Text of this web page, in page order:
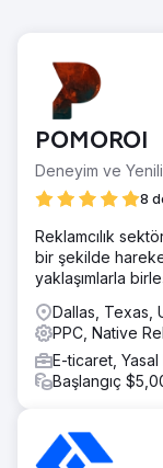
POMOROI
Deneyim ve
8
Reklamcılık
bir şekilde
yaklaşımlarla
Dallas, Texas,
PPC, Native
E-ticaret,
Başlangıç